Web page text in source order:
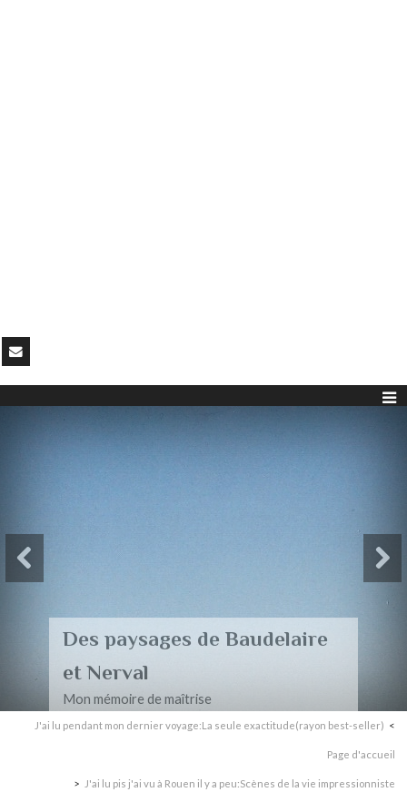
Des paysages de Baudelaire
et Nerval
Mon mémoire de maîtrise
J'ai lu pendant mon dernier voyage:La seule exactitude(rayon best-seller)
Page d'accueil
J'ai lu pis j'ai vu à Rouen il y a peu:Scènes de la vie impressionniste